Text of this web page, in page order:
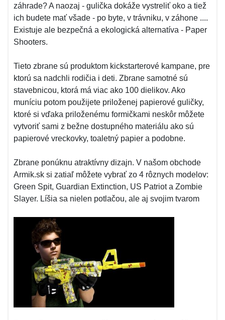
záhrade? A naozaj - gulička dokáže vystreliť oko a tiež
ich budete mať všade - po byte, v trávniku, v záhone ....
Existuje ale bezpečná a ekologická alternatíva - Paper
Shooters.
Tieto zbrane sú produktom kickstarterové kampane, pre
ktorú sa nadchli rodičia i deti. Zbrane samotné sú
stavebnicou, ktorá má viac ako 100 dielikov. Ako
muníciu potom použijete priloženej papierové guličky,
ktoré si vďaka priloženému formičkami neskôr môžete
vytvoriť sami z bežne dostupného materiálu ako sú
papierové vreckovky, toaletný papier a podobne.
Zbrane ponúknu atraktívny dizajn. V našom obchode
Armik.sk si zatiaľ môžete vybrať zo 4 rôznych modelov:
Green Spit, Guardian Extinction, US Patriot a Zombie
Slayer. Líšia sa nielen potlačou, ale aj svojim tvarom